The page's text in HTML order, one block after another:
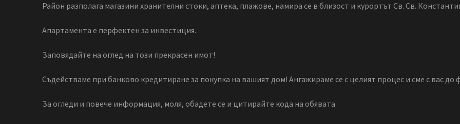
Район разполага магазини хранителни стоки, аптека, плажове, намира се в близост и курортът Св. Св.
Апартамента е перфектен за инвестиция.
Заповядайте на оглед на този прекрасен имот!
Съдействаме при банково кредитиране за покупка на вашият дом! Ангажираме се с целият процес и сме с вас до
За огледи и повече информация, моля, обадете се и цитирайте кода на обявата